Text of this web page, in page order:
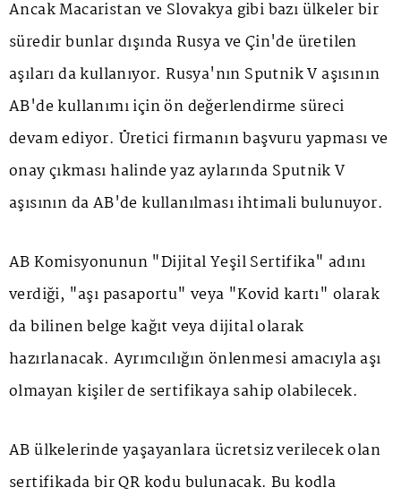
Ancak Macaristan ve Slovakya gibi bazı ülkeler bir
süredir bunlar dışında Rusya ve Çin'de üretilen
aşıları da kullanıyor. Rusya'nın Sputnik V aşısının
AB'de kullanımı için ön değerlendirme süreci
devam ediyor. Üretici firmanın başvuru yapması ve
onay çıkması halinde yaz aylarında Sputnik V
aşısının da AB'de kullanılması ihtimali bulunuyor.
AB Komisyonunun "Dijital Yeşil Sertifika" adını
verdiği, "aşı pasaportu" veya "Kovid kartı" olarak
da bilinen belge kağıt veya dijital olarak
hazırlanacak. Ayrımcılığın önlenmesi amacıyla aşı
olmayan kişiler de sertifikaya sahip olabilecek.
AB ülkelerinde yaşayanlara ücretsiz verilecek olan
sertifikada bir QR kodu bulunacak. Bu kodla